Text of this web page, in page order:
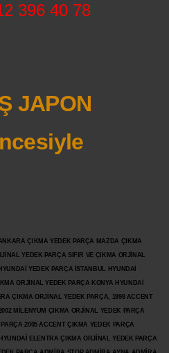
396 40 78
JAPON
ÇIKMA YEDEK PARÇA MAZDA ÇIKMA
YEDEK PARÇA SIFIR VE ÇIKMA ORJİNAL
YEDEK PARÇA İSTANBUL HYUNDAİ
ORJİNAL YEDEK PARÇA KONYA HYUNDAİ
ÇIKMA ORJİNAL YEDEK PARÇA, 1998 ACCENT
MİLENYUM ÇIKMA ORJİNAL YEDEK PARÇA
2005 ACCENT ÇIKMA YEDEK PARÇA
ELENTRA ÇIKMA ORJİNAL YEDEK PARÇA